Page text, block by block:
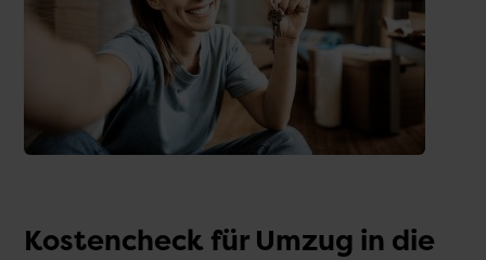
Kostencheck für Umzug in die